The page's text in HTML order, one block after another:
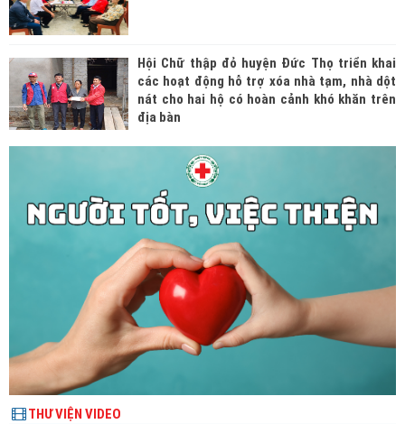
Hội Chữ thập đỏ huyện Đức Thọ triển khai
các hoạt động hỗ trợ xóa nhà tạm, nhà dột
nát cho hai hộ có hoàn cảnh khó khăn trên
địa bàn
THƯ VIỆN VIDEO